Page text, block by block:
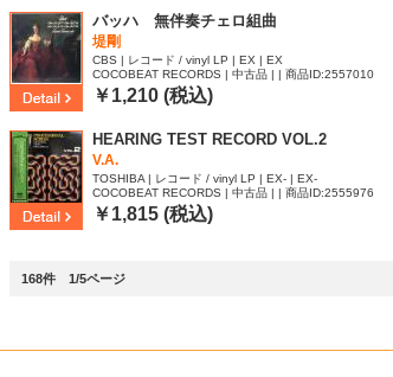
バッハ 無伴奏チェロ組曲
堤剛
CBS | レコード / vinyl LP | EX | EX
COCOBEAT RECORDS | 中古品 | | 商品ID:2557010
￥1,210 (税込)
HEARING TEST RECORD VOL.2
V.A.
TOSHIBA | レコード / vinyl LP | EX- | EX-
COCOBEAT RECORDS | 中古品 | | 商品ID:2555976
￥1,815 (税込)
168件 1/5ページ